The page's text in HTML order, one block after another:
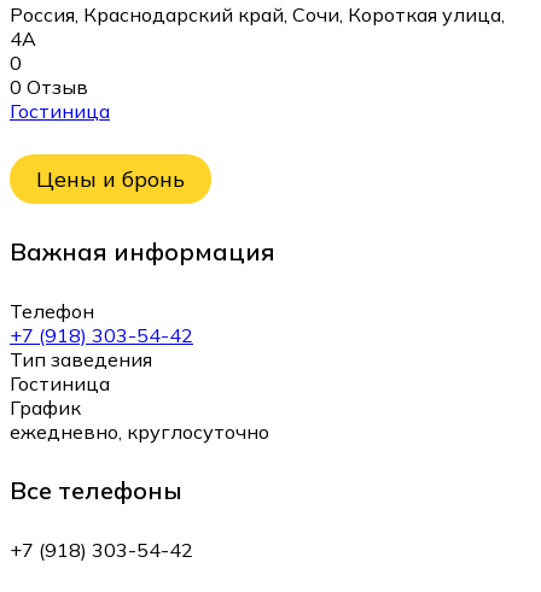
Россия, Краснодарский край, Сочи, Короткая улица,
4А
0
0 Отзыв
Гостиница
Цены и бронь
Важная информация
Телефон
+7 (918) 303-54-42
Тип заведения
Гостиница
График
ежедневно, круглосуточно
Все телефоны
+7 (918) 303-54-42